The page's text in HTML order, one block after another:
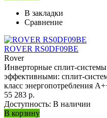
В закладки
Сравнение
ROVER RS0DF09BE
Rover
Инверторные сплит-
эффективными: сплит-
класс энергопотребления
55 283 р.
Доступность: В наличии
В корзину